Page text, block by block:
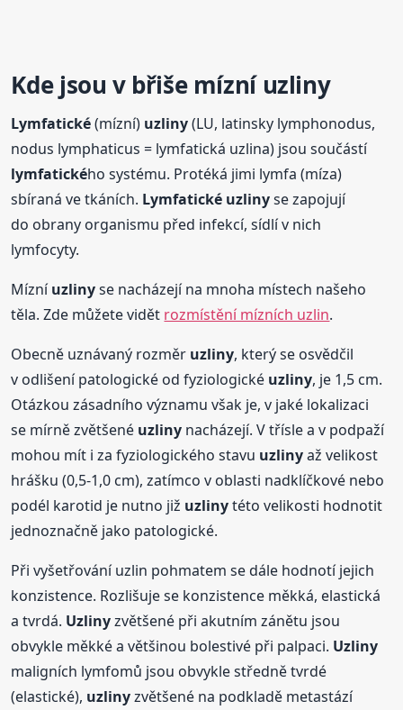
Kde jsou v břišemízní uzliny
Lymfatické(mízní) uzliny(LU, latinsky lymphonodus,
nodus lymphaticus = lymfatická uzlina) jsou součástí
lymfatického systému. Protéká jimi lymfa (míza)
sbíraná ve tkáních. Lymfatické uzlinyse zapojují
do obrany organismu před infekcí, sídlí v nich
lymfocyty.
Mízníuzlinyse nacházejí na mnoha místech našeho
těla. Zde můžete vidět rozmístění mízních uzlin.
Obecně uznávaný rozměr uzliny, který se osvědčil
v odlišení patologické od fyziologické uzliny, je 1,5 cm.
Otázkou zásadního významu však je, v jaké lokalizaci
se mírně zvětšené uzliny nacházejí. V třísle a v podpaží
mohou mít i za fyziologického stavu uzlinyaž velikost
hrášku (0,5-1,0 cm), zatímco v oblasti nadklíčkové nebo
podél karotid je nutno již uzlinytéto velikosti hodnotit
jednoznačně jako patologické.
Při vyšetřování uzlin pohmatem se dále hodnotí jejich
konzistence. Rozlišuje se konzistence měkká, elastická
a tvrdá. Uzlinyzvětšené při akutním zánětu jsou
obvykle měkké a většinou bolestivé při palpaci. Uzliny
maligních lymfomů jsou obvykle středně tvrdé
(elastické), uzlinyzvětšené na podkladě metastází